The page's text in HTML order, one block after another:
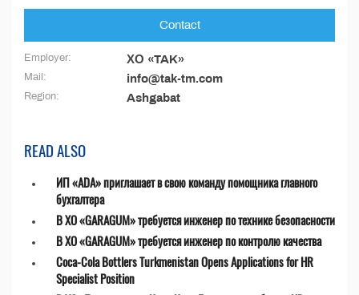
Contact
Employer: ХО «TAK»
Mail: info@tak-tm.com
Region: Ashgabat
READ ALSO
ИП «ADA» приглашает в свою команду помощника главного
бухгалтера
В ХО «GARAGUM» требуется инженер по технике безопасности
В ХО «GARAGUM» требуется инженер по контролю качества
Coca-Cola Bottlers Turkmenistan Opens Applications for HR
Specialist Position